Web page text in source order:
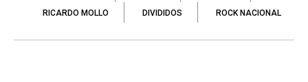
RICARDO MOLLO DIVIDIDOS ROCK NACIONAL